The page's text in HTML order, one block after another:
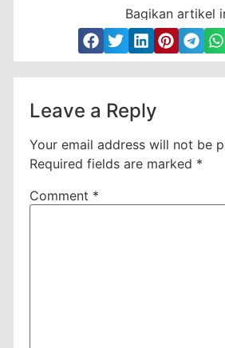
Bagikan artikel
Leave a Reply
Your email address will not be
Required fields are marked *
Comment *